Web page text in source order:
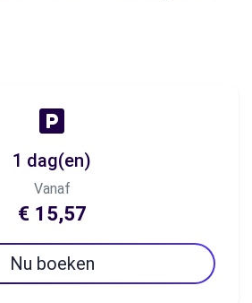
1 dag(en)
Vanaf
€ 15,57
Nu boeken